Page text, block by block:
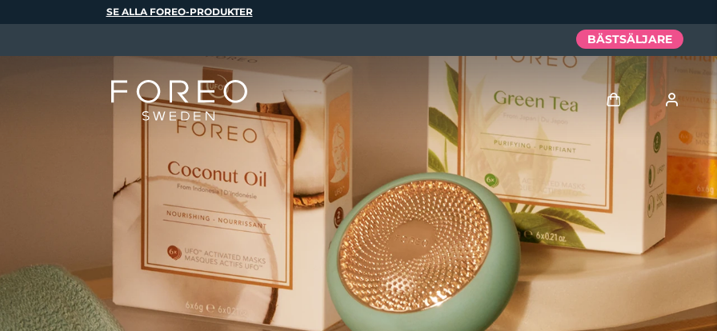
SE ALLA FOREO-PRODUKTER
BÄSTSÄLJARE
Logga in
Användarprofil
Mina enheter
Mina beställningar